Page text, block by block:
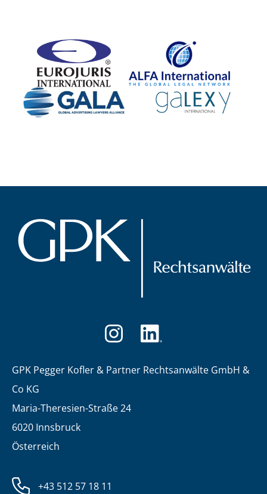
GPK Pegger Kofler & Partner Rechtsanwälte GmbH &
Co KG
Maria-Theresien-Straße 24
6020 Innsbruck
Österreich
+43 512 57 18 11